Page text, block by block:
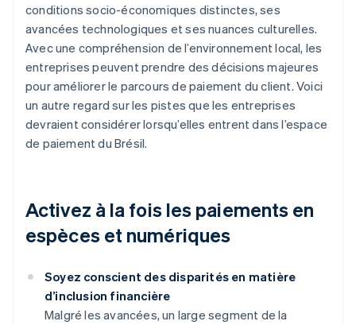
conditions socio-économiques distinctes, ses
avancées technologiques et ses nuances culturelles.
Avec une compréhension de l’environnement local, les
entreprises peuvent prendre des décisions majeures
pour améliorer le parcours de paiement du client. Voici
un autre regard sur les pistes que les entreprises
devraient considérer lorsqu’elles entrent dans l’espace
de paiement du Brésil.
Activez à la fois les paiements en
espèces et numériques
Soyez conscient des disparités en matière
d’inclusion financière
Malgré les avancées, un large segment de la